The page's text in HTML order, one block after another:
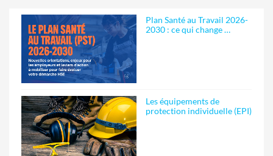
Plan Santé au Travail 2026-
2030 : ce qui change …
Les équipements de
protection individuelle (EPI)